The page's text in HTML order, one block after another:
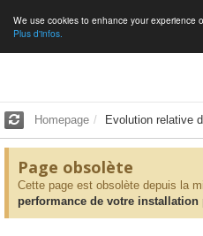
We use cookies to enhance your experience
Plus d'infos.
Homepage Evolution relative
Page obsolète
Cette page est obsolète depuis la
performance de votre